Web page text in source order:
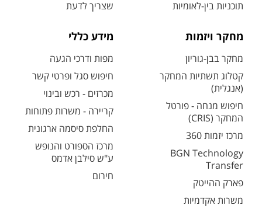
תוכניות בין-לאומיות
שצריך לדעת
מחקר ויזמות
מחקר בבן-גוריון
קטלוג תשתיות המחקר
(אנגלית)
חיפוש מנחה - פורטל
המחקר (CRIS)
מרכז יזמות 360
BGN Technology
Transfer
פארק ההייטק
משרות אקדמיות
מידע כללי
מפות ודרכי הגעה
חיפוש סגל ופרטי קשר
מכרזים - רכש ובינוי
קריירה - משרות פתוחות
החלפת סיסמה ארגונית
מרכז הספורט והנופש
ע"ש סילבן אדמס
חירום